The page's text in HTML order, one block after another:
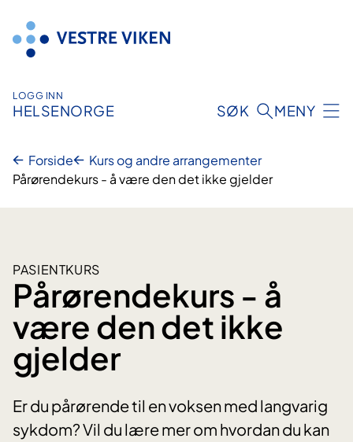
innhold
LOGG INN
HELSENORGE SØK MENY
Forside
Kurs og andre arrangementer
Pårørendekurs - å være den det ikke gjelder
PASIENTKURS
Pårørendekurs - å
være den det ikke
gjelder
Er du pårørende til en voksen med langvarig
sykdom? Vil du lære mer om hvordan du kan